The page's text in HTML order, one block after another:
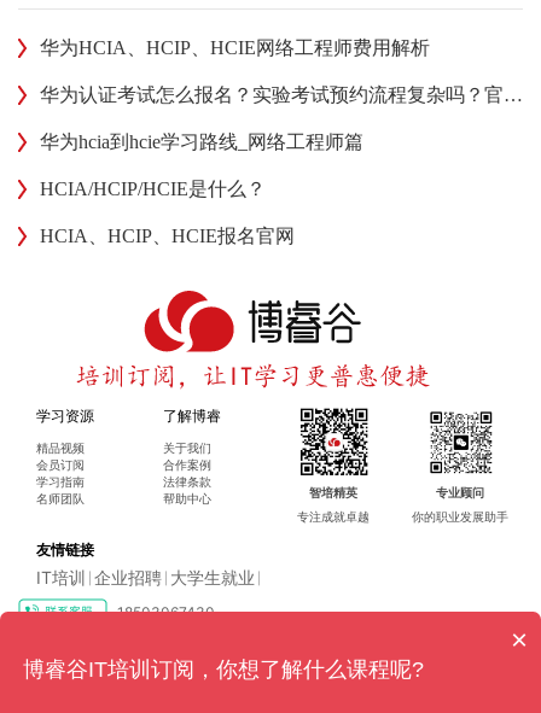
华为HCIA、HCIP、HCIE网络工程师费用解析
华为认证考试怎么报名？实验考试预约流程复杂吗？官方平台解答！
华为hcia到hcie学习路线_网络工程师篇
HCIA/HCIP/HCIE是什么？
HCIA、HCIP、HCIE报名官网
学习资源
精品视频
会员订阅
学习指南
名师团队
了解博睿
关于我们
合作案例
法律条款
帮助中心
智培精英
专注成就卓越
专业顾问
你的职业发展助手
友情链接
IT培训 企业招聘 大学生就业
18503067430
Copyright ©2016-2024 博睿（广州）科技有限公司 All rights reserved
备17128079号-4
×
博睿谷IT培训订阅，你想了解什么课程呢?